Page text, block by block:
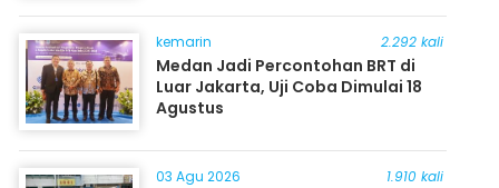
kemarin 2.292 kali
Medan Jadi Percontohan BRT di
Luar Jakarta, Uji Coba Dimulai 18
Agustus
03 Agu 2026 1.910 kali